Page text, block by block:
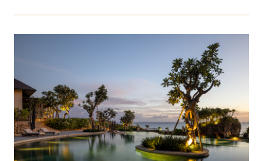
THE ST. REGIS MALDIVES VOMMULI:
МАНИФЕСТ ЭСТЕТИКИ В САМОМ СЕРДЦЕ
ОКЕАНА
Подробнее
20 марта 2026